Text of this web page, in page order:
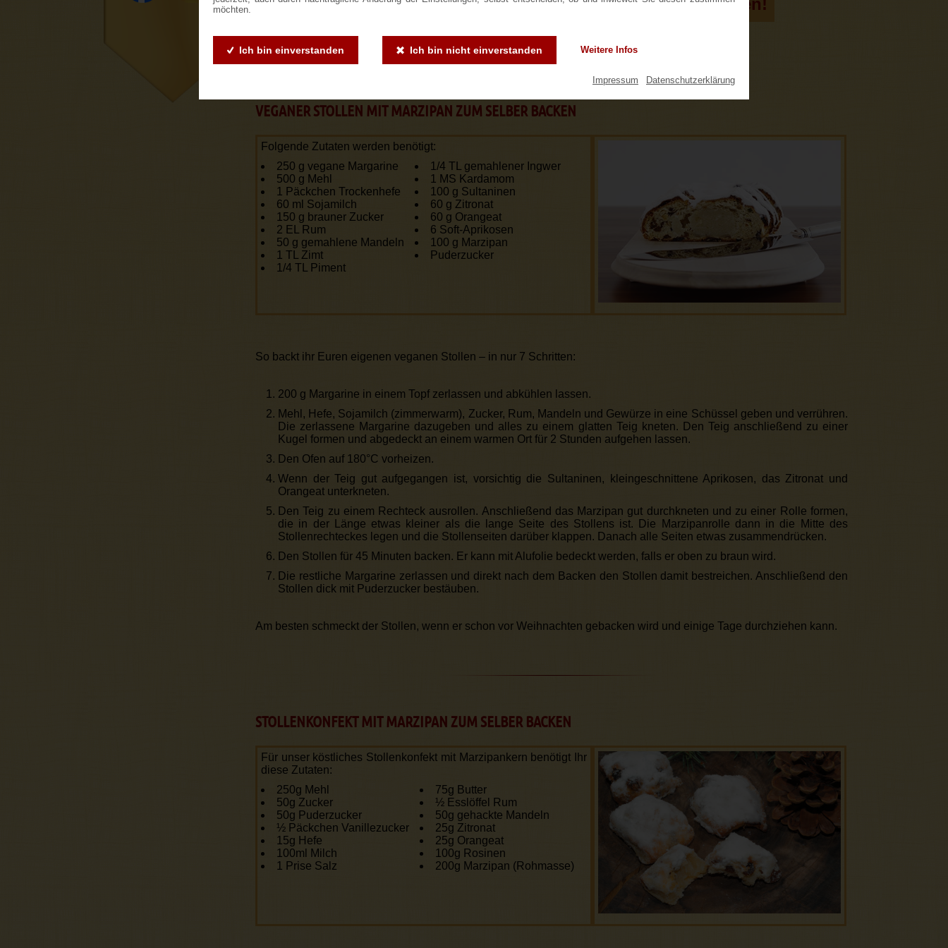
möchten.
Ich bin einverstanden Ich bin nicht einverstanden Weitere Infos
Impressum Datenschutzerklärung
Hier könnt ihr den Original Dresdner Rosinenstollen bestellen!
VEGANER STOLLEN MIT MARZIPAN ZUM SELBER BACKEN
Folgende Zutaten werden benötigt:
250 g vegane Margarine
500 g Mehl
1 Päckchen Trockenhefe
60 ml Sojamilch
150 g brauner Zucker
2 EL Rum
50 g gemahlene Mandeln
1 TL Zimt
1/4 TL Piment
1/4 TL gemahlener Ingwer
1 MS Kardamom
100 g Sultaninen
60 g Zitronat
60 g Orangeat
6 Soft-Aprikosen
100 g Marzipan
Puderzucker
So backt ihr Euren eigenen veganen Stollen – in nur 7 Schritten:
200 g Margarine in einem Topf zerlassen und abkühlen lassen.
Mehl, Hefe, Sojamilch (zimmerwarm), Zucker, Rum, Mandeln und Gewürze in eine Schüssel geben und verrühren.
Die zerlassene Margarine dazugeben und alles zu einem glatten Teig kneten. Den Teig anschließend zu einer
Kugel formen und abgedeckt an einem warmen Ort für 2 Stunden aufgehen lassen.
Den Ofen auf 180°C vorheizen.
Wenn der Teig gut aufgegangen ist, vorsichtig die Sultaninen, kleingeschnittene Aprikosen, das Zitronat und
Orangeat unterkneten.
Den Teig zu einem Rechteck ausrollen. Anschließend das Marzipan gut durchkneten und zu einer Rolle formen,
die in der Länge etwas kleiner als die lange Seite des Stollens ist. Die Marzipanrolle dann in die Mitte des
Stollenrechteckes legen und die Stollenseiten darüber klappen. Danach alle Seiten etwas zusammendrücken.
Den Stollen für 45 Minuten backen. Er kann mit Alufolie bedeckt werden, falls er oben zu braun wird.
Die restliche Margarine zerlassen und direkt nach dem Backen den Stollen damit bestreichen. Anschließend den
Stollen dick mit Puderzucker bestäuben.
Am besten schmeckt der Stollen, wenn er schon vor Weihnachten gebacken wird und einige Tage durchziehen kann.
STOLLENKONFEKT MIT MARZIPAN ZUM SELBER BACKEN
Für unser köstliches Stollenkonfekt mit Marzipan­kern benötigt Ihr
diese Zutaten:
250g Mehl
50g Zucker
50g Puderzucker
½ Päckchen Vanillezucker
15g Hefe
100ml Milch
1 Prise Salz
75g Butter
½ Esslöffel Rum
50g gehackte Mandeln
25g Zitronat
25g Orangeat
100g Rosinen
200g Marzipan (Rohmasse)